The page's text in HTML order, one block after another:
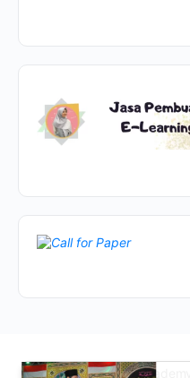
© 2026 - Asyafina Academy